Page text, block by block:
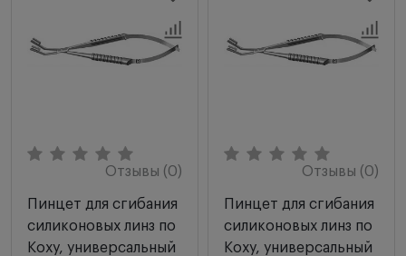
Отзывы (0)
Пинцет для сгибания
силиконовых линз по
Коху, универсальный
Отзывы (0)
Пинцет для сгибания
силиконовых линз по
Коху, универсальный